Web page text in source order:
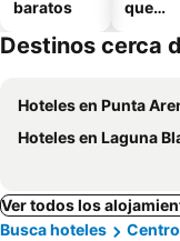
baratos
que
Destinos cerca
Hoteles en Punta
Hoteles en Laguna
Ver todos los
Busca hoteles